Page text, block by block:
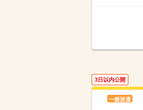
3日以内公開
一般派遣